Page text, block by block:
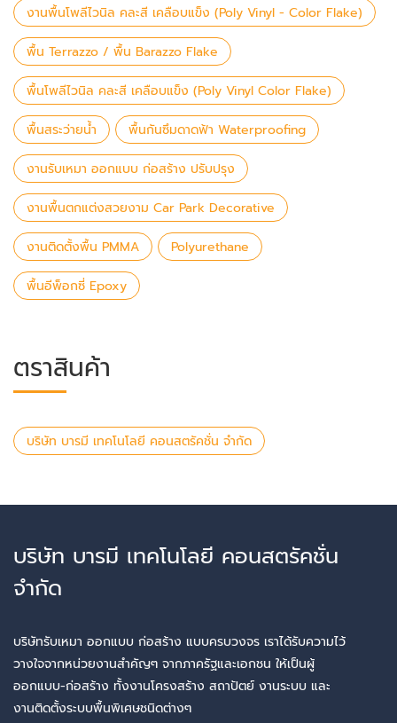
งานพื้นโพลีไวนิล คละสี เคลือบแข็ง (Poly Vinyl - Color Flake)
พื้น Terrazzo / พื้น Barazzo Flake
พื้นโพลีไวนิล คละสี เคลือบแข็ง (Poly Vinyl Color Flake)
พื้นสระว่ายน้ำ พื้นกันซึมดาดฟ้า Waterproofing
งานรับเหมา ออกแบบ ก่อสร้าง ปรับปรุง
งานพื้นตกแต่งสวยงาม Car Park Decorative
งานติดตั้งพื้น PMMA Polyurethane
พื้นอีพ็อกซี่ Epoxy
ตราสินค้า
บริษัท บารมี เทคโนโลยี คอนสตรัคชั่น จำกัด
บริษัท บารมี เทคโนโลยี คอนสตรัคชั่น
จำกัด
บริษัทรับเหมา ออกแบบ ก่อสร้าง แบบครบวงจร เราได้รับความไว้
วางใจจากหน่วยงานสำคัญๆ จากภาครัฐและเอกชน ให้เป็นผู้
ออกแบบ-ก่อสร้าง ทั้งงานโครงสร้าง สถาปัตย์ งานระบบ และ
งานติดตั้งระบบพื้นพิเศษชนิดต่างๆ